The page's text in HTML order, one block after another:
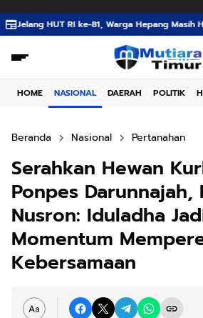
Hepang Masih Hidup dalam Gelap:
HOME NASIONAL DAERAH POLITIK
Beranda Nasional Pertanahan
Serahkan Hewan
Ponpes Darunnajah,
Nusron: Iduladha
Momentum
Kebersamaan